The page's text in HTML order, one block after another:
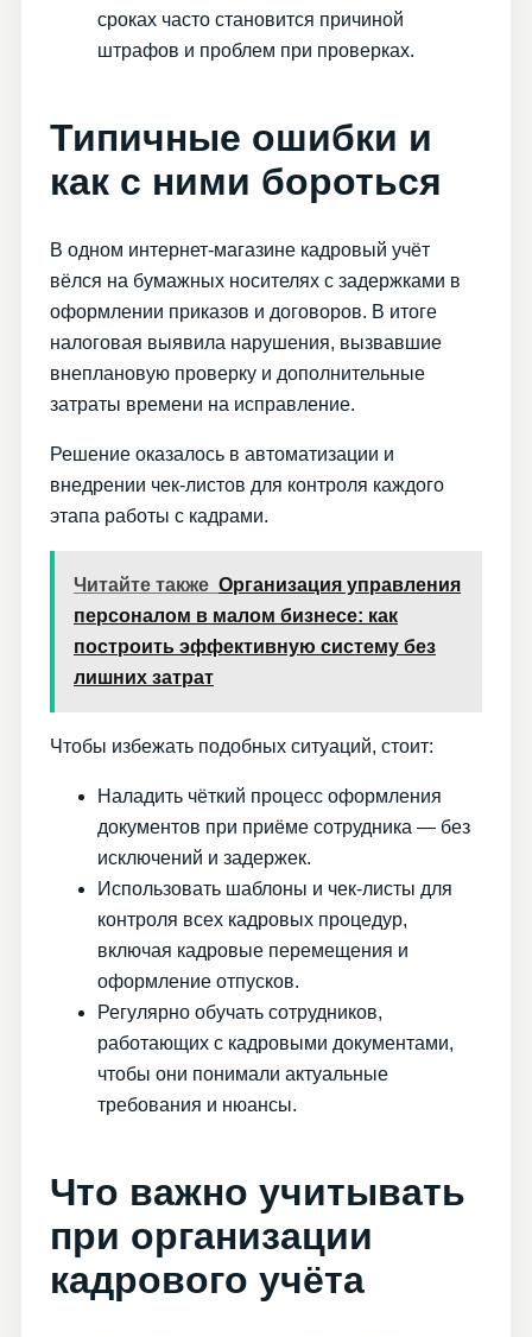
сроках часто становится причиной
штрафов и проблем при проверках.
Типичные ошибки и
как с ними бороться
В одном интернет-магазине кадровый учёт
вёлся на бумажных носителях с задержками в
оформлении приказов и договоров. В итоге
налоговая выявила нарушения, вызвавшие
внеплановую проверку и дополнительные
затраты времени на исправление.
Решение оказалось в автоматизации и
внедрении чек-листов для контроля каждого
этапа работы с кадрами.
Читайте также Организация управления
персоналом в малом бизнесе: как
построить эффективную систему без
лишних затрат
Чтобы избежать подобных ситуаций, стоит:
Наладить чёткий процесс оформления
документов при приёме сотрудника — без
исключений и задержек.
Использовать шаблоны и чек-листы для
контроля всех кадровых процедур,
включая кадровые перемещения и
оформление отпусков.
Регулярно обучать сотрудников,
работающих с кадровыми документами,
чтобы они понимали актуальные
требования и нюансы.
Что важно учитывать
при организации
кадрового учёта